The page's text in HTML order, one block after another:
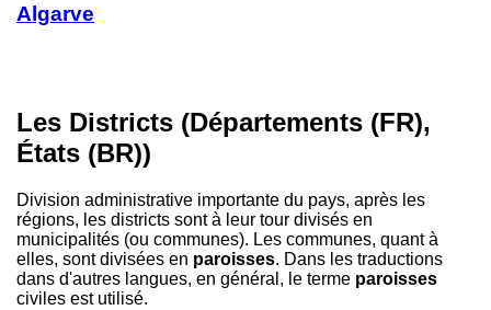
Algarve
Les Districts (Départements (FR),
États (BR))
Division administrative importante du pays, après les
régions, les districts sont à leur tour divisés en
municipalités (ou communes). Les communes, quant à
elles, sont divisées en paroisses. Dans les traductions
dans d'autres langues, en général, le terme paroisses
civiles est utilisé.